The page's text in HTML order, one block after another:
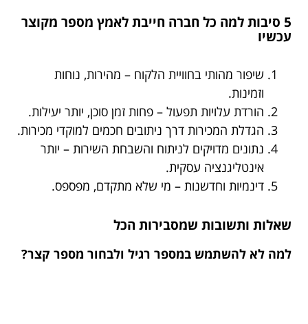
5 סיבות למה כל חברה חייבת לאמץ מספר מקוצר
עכשיו
שיפור מהותי בחוויית הלקוח – מהירות, נוחות
וזמינות.
הורדת עלויות תפעול – פחות זמן סוכן, יותר יעילות.
הגדלת המכירות דרך ניתובים חכמים למוקדי מכירות.
נתונים מדויקים לניתוח והשבחת השירות – יותר
אינטליגנציה עסקית.
דינמיות וחדשנות – מי שלא מתקדם, מפספס.
שאלות ותשובות שמסבירות הכל
למה לא להשתמש במספר רגיל ולבחור מספר קצר?